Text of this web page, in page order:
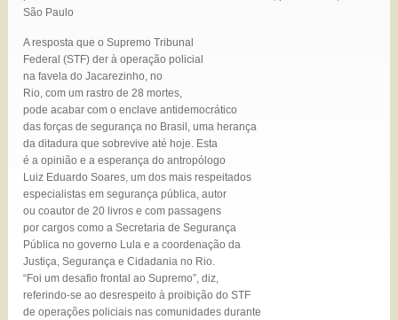
São Paulo
A resposta que o Supremo Tribunal
Federal (STF) der à operação policial
na favela do Jacarezinho, no
Rio, com um rastro de 28 mortes,
pode acabar com o enclave antidemocrático
das forças de segurança no Brasil, uma herança
da ditadura que sobrevive até hoje. Esta
é a opinião e a esperança do antropólogo
Luiz Eduardo Soares, um dos mais respeitados
especialistas em segurança pública, autor
ou coautor de 20 livros e com passagens
por cargos como a Secretaria de Segurança
Pública no governo Lula e a coordenação da
Justiça, Segurança e Cidadania no Rio.
“Foi um desafio frontal ao Supremo”, diz,
referindo-se ao desrespeito à proibição do STF
de operações policiais nas comunidades durante